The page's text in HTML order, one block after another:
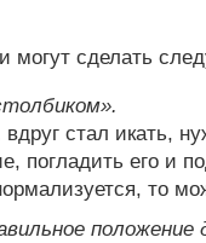
могут сделать
стал икать,
погладить его и
то
положение